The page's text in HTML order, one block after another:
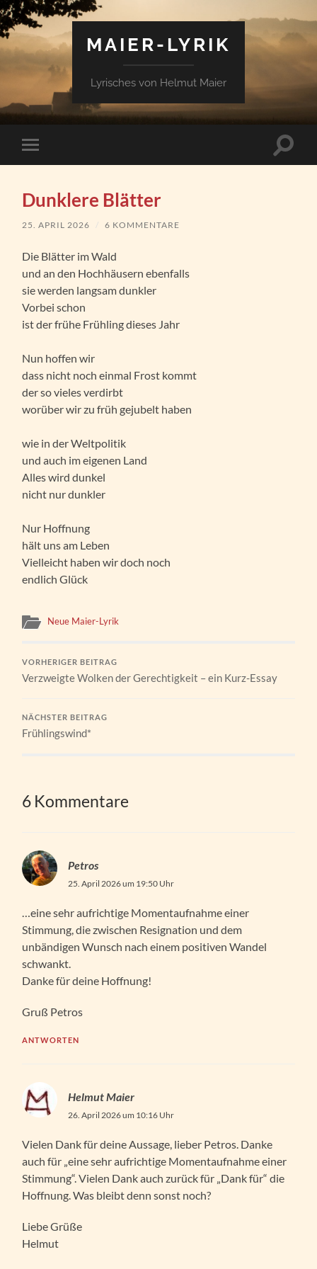
MAIER-LYRIK
Lyrisches von Helmut Maier
Mobile-
Menü
Dunklere Blätter
25. APRIL 2026 / 6 KOMMENTARE
Die Blätter im Wald
und an den Hochhäusern ebenfalls
sie werden langsam dunkler
Vorbei schon
ist der frühe Frühling dieses Jahr
Nun hoffen wir
dass nicht noch einmal Frost kommt
der so vieles verdirbt
worüber wir zu früh gejubelt haben
wie in der Weltpolitik
und auch im eigenen Land
Alles wird dunkel
nicht nur dunkler
Nur Hoffnung
hält uns am Leben
Vielleicht haben wir doch noch
endlich Glück
Neue Maier-Lyrik
VORHERIGER BEITRAG
Verzweigte Wolken der Gerechtigkeit – ein Kurz-Essay
NÄCHSTER BEITRAG
Frühlingswind*
6 Kommentare
Petros
25. April 2026 um 19:50 Uhr
…eine sehr aufrichtige Momentaufnahme einer
Stimmung, die zwischen Resignation und dem
unbändigen Wunsch nach einem positiven Wandel
schwankt.
Danke für deine Hoffnung!
Gruß Petros
ANTWORTEN
Helmut Maier
26. April 2026 um 10:16 Uhr
Vielen Dank für deine Aussage, lieber Petros. Danke
auch für „eine sehr aufrichtige Momentaufnahme einer
Stimmung“. Vielen Dank auch zurück für „Dank für“ die
Hoffnung. Was bleibt denn sonst noch?
Liebe Grüße
Helmut